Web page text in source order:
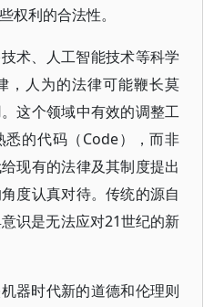
权利的合法性。
术、人工智能技术等科学
，人为的法律可能鞭长莫
这个领域中有效的调整工
的代码（Code），而非
现有的法律及其制度提出
度认真对待。传统的源自
识是无法应对21世纪的新
器时代新的道德和伦理则